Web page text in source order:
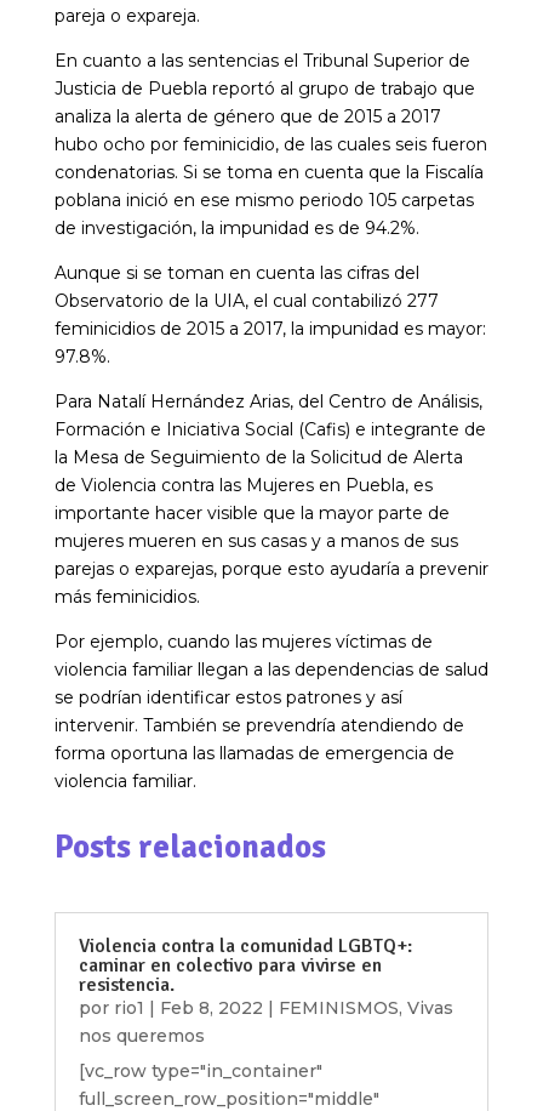
pareja o expareja.
En cuanto a las sentencias el Tribunal Superior de
Justicia de Puebla reportó al grupo de trabajo que
analiza la alerta de género que de 2015 a 2017
hubo ocho por feminicidio, de las cuales seis fueron
condenatorias. Si se toma en cuenta que la Fiscalía
poblana inició en ese mismo periodo 105 carpetas
de investigación, la impunidad es de 94.2%.
Aunque si se toman en cuenta las cifras del
Observatorio de la UIA, el cual contabilizó 277
feminicidios de 2015 a 2017, la impunidad es mayor:
97.8%.
Para Natalí Hernández Arias, del Centro de Análisis,
Formación e Iniciativa Social (Cafis) e integrante de
la Mesa de Seguimiento de la Solicitud de Alerta
de Violencia contra las Mujeres en Puebla, es
importante hacer visible que la mayor parte de
mujeres mueren en sus casas y a manos de sus
parejas o exparejas, porque esto ayudaría a prevenir
más feminicidios.
Por ejemplo, cuando las mujeres víctimas de
violencia familiar llegan a las dependencias de salud
se podrían identificar estos patrones y así
intervenir. También se prevendría atendiendo de
forma oportuna las llamadas de emergencia de
violencia familiar.
Posts relacionados
Violencia contra la comunidad LGBTQ+:
caminar en colectivo para vivirse en
resistencia.
por rio1 Feb 8, 2022 FEMINISMOS, Vivas
nos queremos
[vc_row type="in_container"
full_screen_row_position="middle"